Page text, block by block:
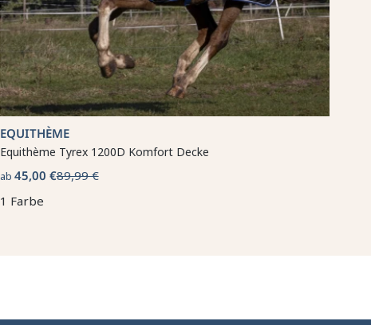
EQUITHÈME
Equithème Tyrex 1200D Komfort Decke
ab 45,00 €89,99 €
1 Farbe